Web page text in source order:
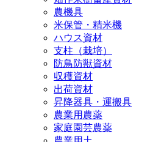
農機具
米保管・精米機
ハウス資材
支柱（栽培）
防鳥防獣資材
収穫資材
出荷資材
昇降器具・運搬具
農業用農薬
家庭園芸農薬